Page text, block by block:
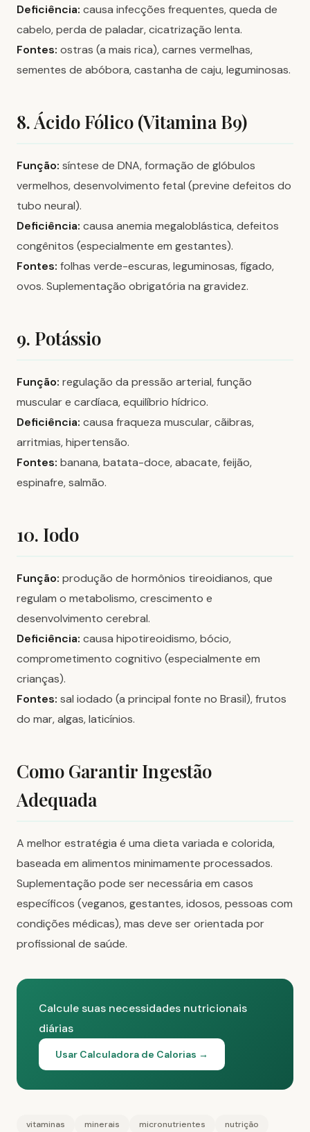
Deficiência: causa infecções frequentes, queda de
cabelo, perda de paladar, cicatrização lenta.
Fontes: ostras (a mais rica), carnes vermelhas,
sementes de abóbora, castanha de caju, leguminosas.
8. Ácido Fólico (Vitamina B9)
Função: síntese de DNA, formação de glóbulos
vermelhos, desenvolvimento fetal (previne defeitos do
tubo neural).
Deficiência: causa anemia megaloblástica, defeitos
congênitos (especialmente em gestantes).
Fontes: folhas verde-escuras, leguminosas, fígado,
ovos. Suplementação obrigatória na gravidez.
9. Potássio
Função: regulação da pressão arterial, função
muscular e cardíaca, equilíbrio hídrico.
Deficiência: causa fraqueza muscular, cãibras,
arritmias, hipertensão.
Fontes: banana, batata-doce, abacate, feijão,
espinafre, salmão.
10. Iodo
Função: produção de hormônios tireoidianos, que
regulam o metabolismo, crescimento e
desenvolvimento cerebral.
Deficiência: causa hipotireoidismo, bócio,
comprometimento cognitivo (especialmente em
crianças).
Fontes: sal iodado (a principal fonte no Brasil), frutos
do mar, algas, laticínios.
Como Garantir Ingestão
Adequada
A melhor estratégia é uma dieta variada e colorida,
baseada em alimentos minimamente processados.
Suplementação pode ser necessária em casos
específicos (veganos, gestantes, idosos, pessoas com
condições médicas), mas deve ser orientada por
profissional de saúde.
Calcule suas necessidades nutricionais
diárias
Usar Calculadora de Calorias →
vitaminas minerais micronutrientes
nutrição